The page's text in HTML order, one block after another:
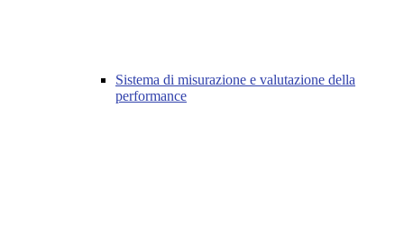
Sistema di misurazione e valutazione della
performance